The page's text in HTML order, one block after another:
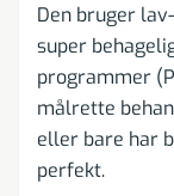
Den bruger
super
programmer
målrette
eller bare har
perfekt.